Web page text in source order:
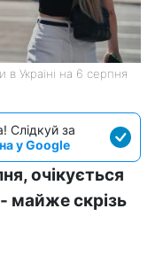
Україні на 6 серпня
Слідкуй за
у Google
очікується
майже скрізь